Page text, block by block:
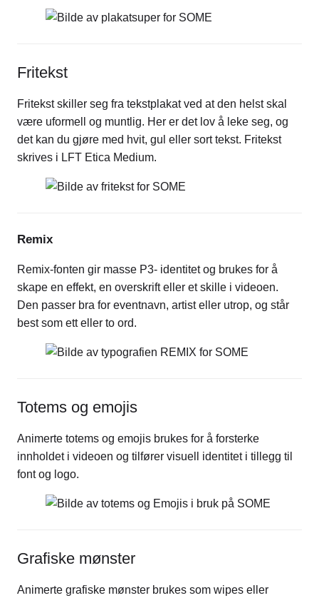
Fritekst
Fritekst skiller seg fra tekstplakat ved at den helst skal
være uformell og muntlig. Her er det lov å leke seg, og
det kan du gjøre med hvit, gul eller sort tekst. Fritekst
skrives i LFT Etica Medium.
Remix
Remix-fonten gir masse P3- identitet og brukes for å
skape en effekt, en overskrift eller et skille i videoen.
Den passer bra for eventnavn, artist eller utrop, og står
best som ett eller to ord.
Totems og emojis
Animerte totems og emojis brukes for å forsterke
innholdet i videoen og tilfører visuell identitet i tillegg til
font og logo.
Grafiske mønster
Animerte grafiske mønster brukes som wipes eller